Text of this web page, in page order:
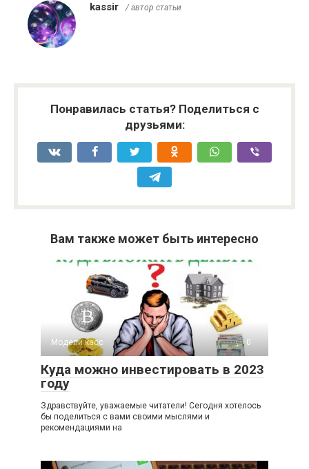
kassir / автор статьи
Понравилась статья? Поделиться с
друзьями:
Вам также может быть интересно
Модели касс 0
Куда можно инвестировать в 2023
году
Здравствуйте, уважаемые читатели! Сегодня хотелось
бы поделиться с вами своими мыслями и
рекомендациями на